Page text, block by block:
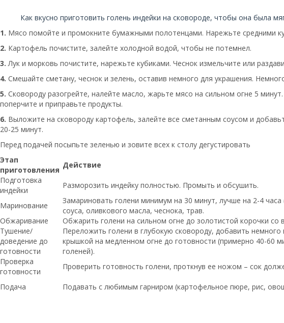
Как вкусно приготовить голень индейки на сковороде, чтобы она была
1. Мясо помойте и промокните бумажными полотенцами. Нарежьте средними
2. Картофель почистите, залейте холодной водой, чтобы не потемнел.
3. Лук и морковь почистите, нарежьте кубиками. Чеснок измельчите или
4. Смешайте сметану, чеснок и зелень, оставив немного для украшения.
5. Сковороду разогрейте, налейте масло, жарьте мясо на сильном огне 5
поперчите и приправьте продукты.
6. Выложите на сковороду картофель, залейте все сметанным соусом и
20-25 минут.
Перед подачей посыпьте зеленью и зовите всех к столу дегустировать
Этап
приготовления
Действие
Подготовка
индейки
Разморозить индейку полностью. Промыть и обсушить.
Маринование
Замариновать голени минимум на 30 минут, лучше на 2-4 часа
соуса, оливкового масла, чеснока, трав.
Обжаривание
Обжарить голени на сильном огне до золотистой корочки со
Тушение/
доведение до
готовности
Переложить голени в глубокую сковороду, добавить
крышкой на медленном огне до готовности (примерно 40-60
голеней).
Проверка
готовности
Проверить готовность голени, проткнув ее ножом – сок
Подача Подавать с любимым гарниром (картофельное пюре, рис,